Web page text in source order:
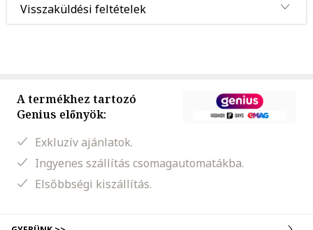
Visszaküldési feltételek
A termékhez tartozó
Genius előnyök:
Exkluzív ajánlatok.
Ingyenes szállítás csomagautomatákba.
Elsőbbségi kiszállítás.